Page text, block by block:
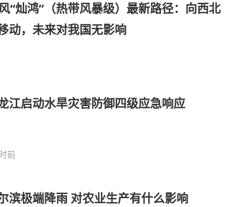
“灿鸿”（热带风暴级）最新路径：向西北
动，未来对我国无影响
江启动水旱灾害防御四级应急响应
前
滨极端降雨 对农业生产有什么影响